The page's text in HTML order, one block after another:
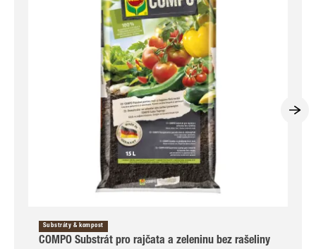
Substráty & kompost
COMPO Substrát pro rajčata a zeleninu bez rašeliny